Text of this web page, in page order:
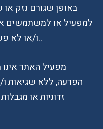
באופן שגורם נזק או
למפעיל או למשתמשים
ו/או לא פעלת בהתאם לתנאי שימוש אלה..
מפעיל האתר
הפרעה, ללא שגיאות ו/
זדוניות או